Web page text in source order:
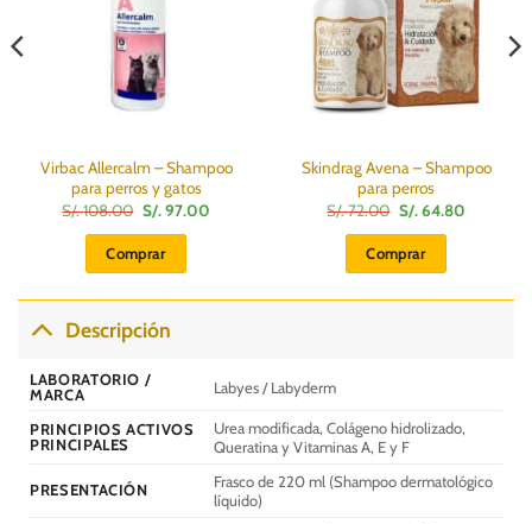
Virbac Allercalm – Shampoo
para perros y gatos
S/.108.00 El
precio
original
era:
S/.
S/.97.00El
Comprar
Skindrag Avena – Shampoo
para perros
S/.72.00 El
precio
original
era:
S/.
S/.64.80El
Comprar
Descripción
LABORATORIO /
MARCA
Labyes / Labyderm
PRINCIPIOS ACTIVOS
PRINCIPALES
Urea modificada, Colágeno hidrolizado,
Queratina y Vitaminas A, E y F
PRESENTACIÓN
Frasco de 220 ml (Shampoo dermatológico
líquido)